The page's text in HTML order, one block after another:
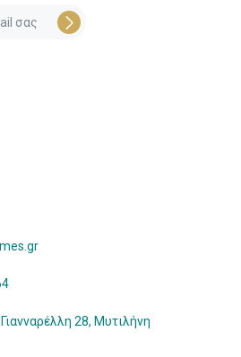
28, Μυτιλήνη